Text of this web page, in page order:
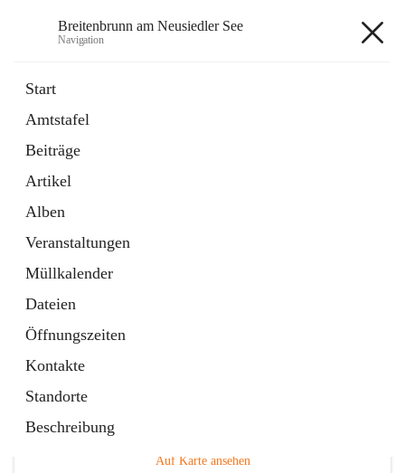
Breitenbrunn am Neusiedler See
Navigation
Start
Amtstafel
Beiträge
Artikel
Alben
Veranstaltungen
Müllkalender
Dateien
Öffnungszeiten
Kontakte
Standorte
Beschreibung
18 Schnellzugriffe
Gemeindeservice
Auf Karte ansehen